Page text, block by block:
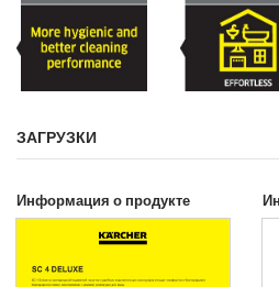
ЗАГРУЗКИ
Информация о продукте